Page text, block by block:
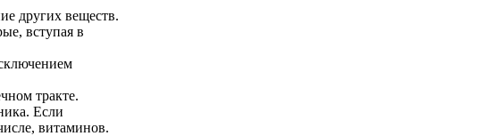
других веществ.
вступая в
тракте.
Если
витаминов.